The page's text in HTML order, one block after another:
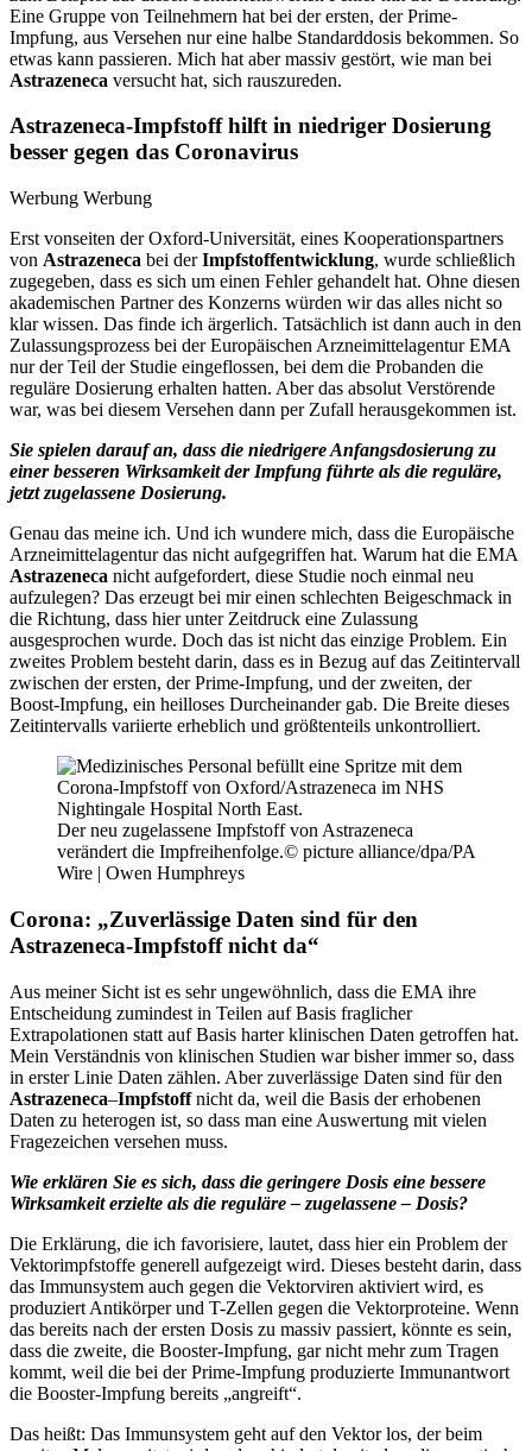
Eine Gruppe von Teilnehmern hat bei der ersten, der Prime-
Impfung, aus Versehen nur eine halbe Standarddosis bekommen. So
etwas kann passieren. Mich hat aber massiv gestört, wie man bei
Astrazeneca versucht hat, sich rauszureden.
Astrazeneca-Impfstoff hilft in niedriger Dosierung
besser gegen das Coronavirus
Werbung Werbung
Erst vonseiten der Oxford-Universität, eines Kooperationspartners
von Astrazeneca bei derImpfstoffentwicklung, wurde schließlich
zugegeben, dass es sich um einen Fehler gehandelt hat. Ohne diesen
akademischen Partner des Konzerns würden wir das alles nicht so
klar wissen. Das finde ich ärgerlich. Tatsächlich ist dann auch in den
Zulassungsprozess bei der Europäischen Arzneimittelagentur EMA
nur der Teil der Studie eingeflossen, bei dem die Probanden die
reguläre Dosierung erhalten hatten. Aber das absolut Verstörende
war, was bei diesem Versehen dann per Zufall herausgekommen ist.
Sie spielen darauf an, dass die niedrigere Anfangsdosierung zu
einer besseren Wirksamkeit der Impfung führte als die reguläre,
jetzt zugelassene Dosierung.
Genau das meine ich. Und ich wundere mich, dass die Europäische
Arzneimittelagentur das nicht aufgegriffen hat. Warum hat die EMA
Astrazeneca nicht aufgefordert, diese Studie noch einmal neu
aufzulegen? Das erzeugt bei mir einen schlechten Beigeschmack in
die Richtung, dass hier unter Zeitdruck eine Zulassung
ausgesprochen wurde. Doch das ist nicht das einzige Problem. Ein
zweites Problem besteht darin, dass es in Bezug auf das Zeitintervall
zwischen der ersten, der Prime-Impfung, und der zweiten, der
Boost-Impfung, ein heilloses Durcheinander gab. Die Breite dieses
Zeitintervalls variierte erheblich und größtenteils unkontrolliert.
Der neu zugelassene Impfstoff von Astrazeneca
verändert die Impfreihenfolge.© picture alliance/dpa/PA
Wire | Owen Humphreys
Corona: „Zuverlässige Daten sind für den
Astrazeneca-Impfstoff nicht da“
Aus meiner Sicht ist es sehr ungewöhnlich, dass die EMA ihre
Entscheidung zumindest in Teilen auf Basis fraglicher
Extrapolationen statt auf Basis harter klinischen Daten getroffen hat.
Mein Verständnis von klinischen Studien war bisher immer so, dass
in erster Linie Daten zählen. Aber zuverlässige Daten sind für den
Astrazeneca–Impfstoffnicht da, weil die Basis der erhobenen
Daten zu heterogen ist, so dass man eine Auswertung mit vielen
Fragezeichen versehen muss.
Wie erklären Sie es sich, dass die geringere Dosis eine bessere
Wirksamkeit erzielte als die reguläre – zugelassene – Dosis?
Die Erklärung, die ich favorisiere, lautet, dass hier ein Problem der
Vektorimpfstoffe generell aufgezeigt wird. Dieses besteht darin, dass
das Immunsystem auch gegen die Vektorviren aktiviert wird, es
produziert Antikörper und T-Zellen gegen die Vektorproteine. Wenn
das bereits nach der ersten Dosis zu massiv passiert, könnte es sein,
dass die zweite, die Booster-Impfung, gar nicht mehr zum Tragen
kommt, weil die bei der Prime-Impfung produzierte Immunantwort
die Booster-Impfung bereits „angreift“.
Das heißt: Das Immunsystem geht auf den Vektor los, der beim